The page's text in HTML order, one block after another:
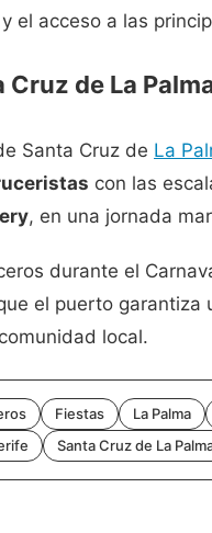
el acceso a las
Cruz de La
Santa Cruz de La
con las
, en una jornada
durante el
el puerto
local.
Fiestas La Palma
Santa Cruz de La